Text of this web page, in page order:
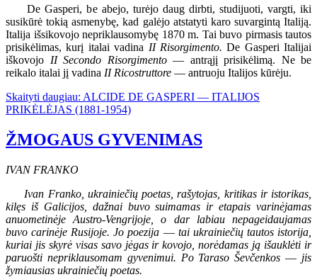
De Gasperi, be abejo, turėjo daug dirbti, studijuoti, vargti, iki
susikūrė tokią asmenybę, kad galėjo atstatyti karo suvargintą Italiją.
Italija išsikovojo nepriklausomybę 1870 m. Tai buvo pirmasis tautos
prisikėlimas, kurį italai vadina II Risorgimento. De Gasperi Italijai
iškovojo II Secondo Risorgimento— antrąjį prisikėlimą. Ne be
reikalo italai jį vadina II Ricostruttore — antruoju Italijos kūrėju.
Skaityti daugiau: ALCIDE DE GASPERI — ITALIJOS
PRIKĖLĖJAS (1881-1954)
ŽMOGAUS GYVENIMAS
IVAN FRANKO
Ivan Franko, ukrainiečių poetas, rašytojas, kritikas ir istorikas,
kilęs iš Galicijos, dažnai buvo suimamas ir etapais varinėjamas
anuometinėje Austro-Vengrijoje, o dar labiau nepageidaujamas
buvo carinėje Rusijoje. Jo poezija — tai ukrainiečių tautos istorija,
kuriai jis skyrė visas savo jėgas ir kovojo, norėdamas ją išauklėti ir
paruošti nepriklausomam gyvenimui. Po Taraso Ševčenkos — jis
žymiausias ukrainiečių poetas.